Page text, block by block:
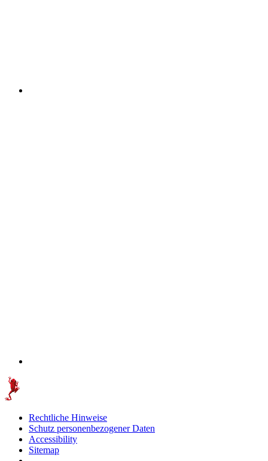
Rechtliche Hinweise
Schutz personenbezogener Daten
Accessibility
Sitemap